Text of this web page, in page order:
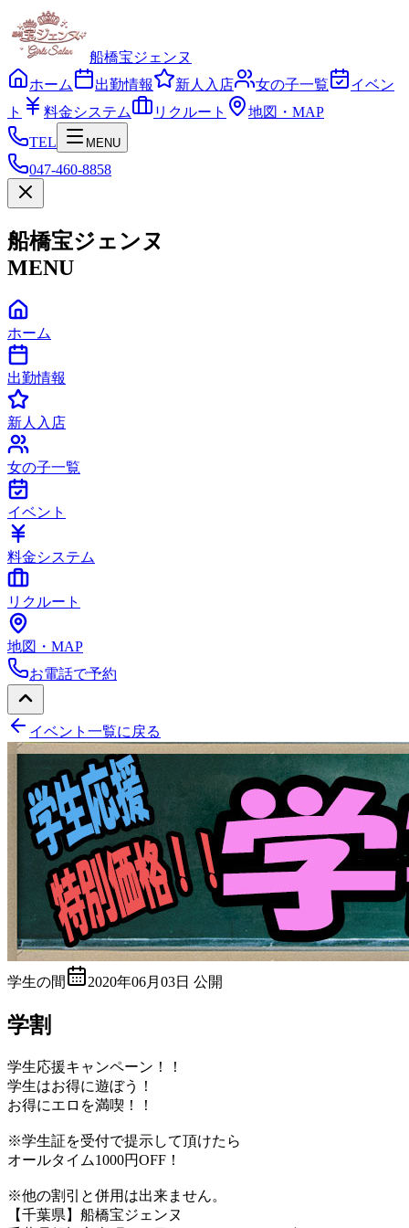
船橋宝ジェンヌ
ホーム
出勤情報 新人入店 女の子一覧
イベン
ト
料金システム リクルート
地図・MAP
TEL
MENU
047-460-8858
船橋宝ジェンヌ
MENU
ホーム
出勤情報
新人入店
女の子一覧
イベント
料金システム
リクルート
地図・MAP
お電話で予約
イベント一覧に戻る
学生の間 2020年06月03日 公開
学割
学生応援キャンペーン！！
学生はお得に遊ぼう！
お得にエロを満喫！！
※学生証を受付で提示して頂けたら
オールタイム1000円OFF！
※他の割引と併用は出来ません。
【千葉県】 船橋宝ジェンヌ